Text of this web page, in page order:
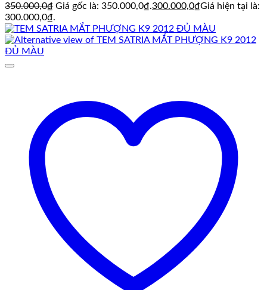
350.000,0₫ Giá gốc là: 350.000,0₫.300.000,0₫Giá hiện tại là:
300.000,0₫.